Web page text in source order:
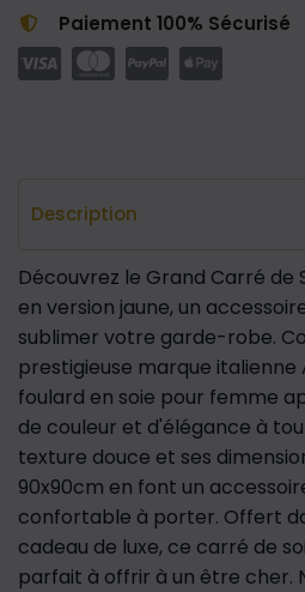
Paiement 100% Sécurisé
Description
Découvrez le Grand Carré de
en version jaune, un
sublimer votre garde-robe.
prestigieuse marque
foulard en soie pour femme
de couleur et d'élégance à
texture douce et ses
90x90cm en font un
confortable à porter. Offert
cadeau de luxe, ce carré de
parfait à offrir à un être cher.